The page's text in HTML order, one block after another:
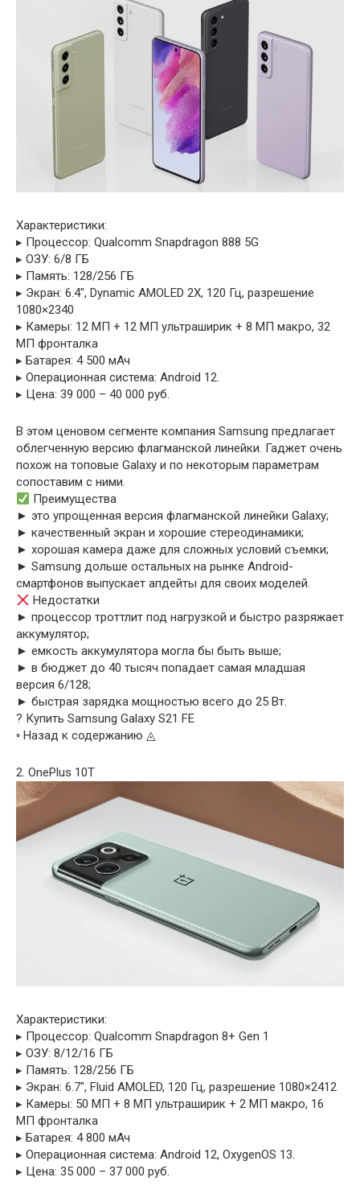
Характеристики:
▸ Процессор: Qualcomm Snapdragon 888 5G
▸ ОЗУ: 6/8 ГБ
▸ Память: 128/256 ГБ
▸ Экран: 6.4″, Dynamic AMOLED 2X, 120 Гц, разрешение
1080×2340
▸ Камеры: 12 МП + 12 МП ультраширик + 8 МП макро, 32
МП фронталка
▸ Батарея: 4 500 мАч
▸ Операционная система: Android 12.
▸ Цена: 39 000 – 40 000 руб.
В этом ценовом сегменте компания Samsung предлагает
облегченную версию флагманской линейки. Гаджет очень
похож на топовые Galaxy и по некоторым параметрам
сопоставим с ними.
Преимущества
► это упрощенная версия флагманской линейки Galaxy;
► качественный экран и хорошие стереодинамики;
► хорошая камера даже для сложных условий съемки;
► Samsung дольше остальных на рынке Android-
смартфонов выпускает апдейты для своих моделей.
Недостатки
► процессор троттлит под нагрузкой и быстро разряжает
аккумулятор;
► емкость аккумулятора могла бы быть выше;
► в бюджет до 40 тысяч попадает самая младшая
версия 6/128;
► быстрая зарядка мощностью всего до 25 Вт.
? Купить Samsung Galaxy S21 FE
◦ Назад к содержанию ◬
2. OnePlus 10T
Характеристики:
▸ Процессор: Qualcomm Snapdragon 8+ Gen 1
▸ ОЗУ: 8/12/16 ГБ
▸ Память: 128/256 ГБ
▸ Экран: 6.7″, Fluid AMOLED, 120 Гц, разрешение 1080×2412
▸ Камеры: 50 МП + 8 МП ультраширик + 2 МП макро, 16
МП фронталка
▸ Батарея: 4 800 мАч
▸ Операционная система: Android 12, OxygenOS 13.
▸ Цена: 35 000 – 37 000 руб.